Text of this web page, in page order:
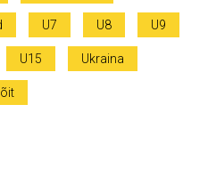
U7 U8 U9
U15 Ukraina